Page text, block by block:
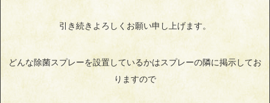
引き続きよろしくお願い申し上げます。
どんな除菌スプレーを設置しているかはスプレーの隣に掲示してお
りますので